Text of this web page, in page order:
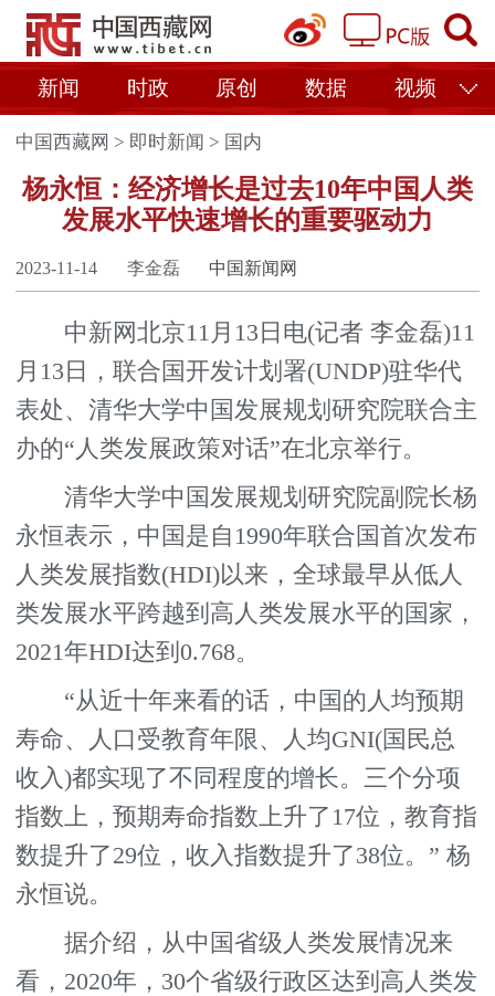
新闻 时政 原创 数据 视频
中国西藏网 > 即时新闻 > 国内
杨永恒：经济增长是过去10年中国人类
发展水平快速增长的重要驱动力
2023-11-14 李金磊 中国新闻网
中新网北京11月13日电(记者 李金磊)11
月13日，联合国开发计划署(UNDP)驻华代
表处、清华大学中国发展规划研究院联合主
办的“人类发展政策对话”在北京举行。
清华大学中国发展规划研究院副院长杨
永恒表示，中国是自1990年联合国首次发布
人类发展指数(HDI)以来，全球最早从低人
类发展水平跨越到高人类发展水平的国家，
2021年HDI达到0.768。
“从近十年来看的话，中国的人均预期
寿命、人口受教育年限、人均GNI(国民总
收入)都实现了不同程度的增长。三个分项
指数上，预期寿命指数上升了17位，教育指
数提升了29位，收入指数提升了38位。” 杨
永恒说。
据介绍，从中国省级人类发展情况来
看，2020年，30个省级行政区达到高人类发